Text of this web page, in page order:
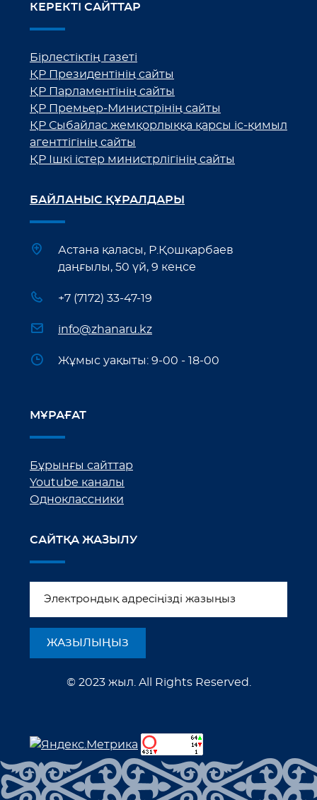
КЕРЕКТІ САЙТТАР
Бірлестіктің газеті
ҚР Президентінің сайты
ҚР Парламентінің сайты
ҚР Премьер-Министрінің сайты
ҚР Сыбайлас жемқорлыққа қарсы іс-қимыл
агенттігінің сайты
ҚР Ішкі істер министрлігінің сайты
БАЙЛАНЫС ҚҰРАЛДАРЫ
Астана қаласы, Р.Қошқарбаев
даңғылы, 50 үй, 9 кеңсе
+7 (7172) 33-47-19
info@zhanaru.kz
Жұмыс уақыты: 9-00 - 18-00
МҰРАҒАТ
Бұрынғы сайттар
Youtube каналы
Одноклассники
САЙТҚА ЖАЗЫЛУ
© 2023 жыл. All Rights Reserved.